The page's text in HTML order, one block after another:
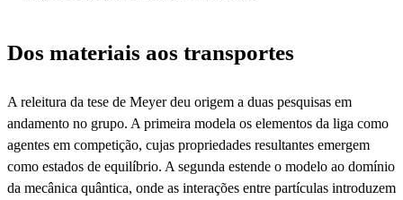
Dos materiais aos transportes
A releitura da tese de Meyer deu origem a duas pesquisas em
andamento no grupo. A primeira modela os elementos da liga como
agentes em competição, cujas propriedades resultantes emergem
como estados de equilíbrio. A segunda estende o modelo ao domínio
da mecânica quântica, onde as interações entre partículas introduzem